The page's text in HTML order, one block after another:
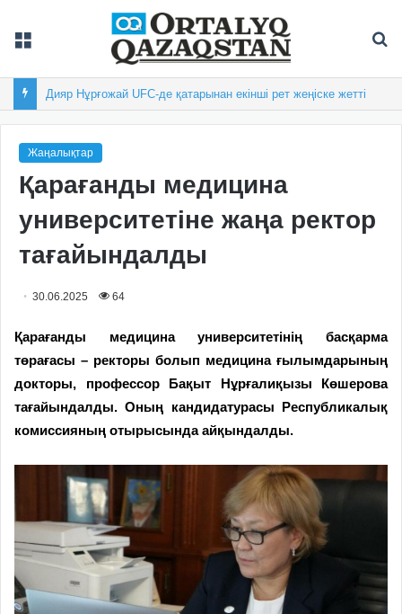
Дияр Нұрғожай UFC-де қатарынан екінші рет жеңіске жетті
Жаңалықтар
Қарағанды медицина
университетіне жаңа ректор
тағайындалды
30.06.2025 64
Қарағанды медицина университетінің басқарма
төрағасы – ректоры болып медицина ғылымдарының
докторы, профессор Бақыт Нұрғалиқызы Көшерова
тағайындалды. Оның кандидатурасы Республикалық
комиссияның отырысында айқындалды.